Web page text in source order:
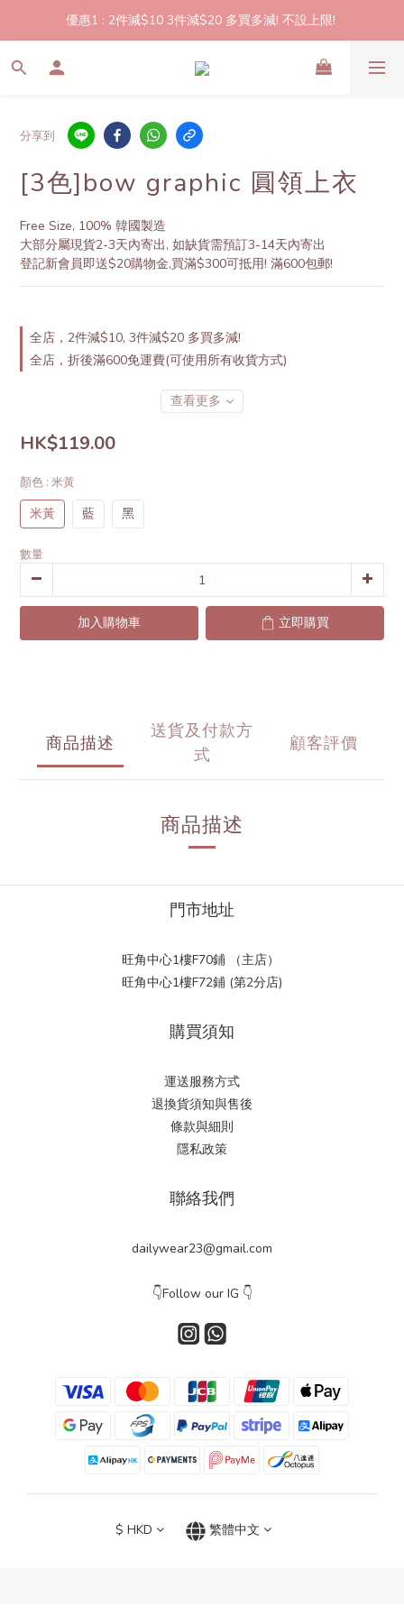
2件起包郵!(反應良好優惠期延長🎉!shop now!)
優惠1 : 2件減$10 3件減$20 多買多減! 不設上限!
優惠2: 立即登記做會員即送$20購物金,買滿$300即可使用!
分享到
[3色]bow graphic 圓領上衣
Free Size, 100% 韓國製造
大部分屬現貨2-3天內寄出, 如缺貨需預訂3-14天內寄出
登記新會員即送$20購物金,買滿$300可抵用! 滿600包郵!
全店，2件減$10, 3件減$20 多買多減!
全店，折後滿600免運費(可使用所有收貨方式)
查看更多
HK$119.00
顏色 : 米黃
米黃 藍 黑
數量
加入購物車 立即購買
商品描述
送貨及付款方
式
顧客評價
商品描述
門市地址
旺角中心1樓F70鋪 （主店）
旺角中心1樓F72鋪 (第2分店)
購買須知
運送服務方式
退換貨須知與售後
條款與細則
隱私政策
聯絡我們
dailywear23@gmail.com
👇Follow our IG 👇
$ HKD 繁體中文